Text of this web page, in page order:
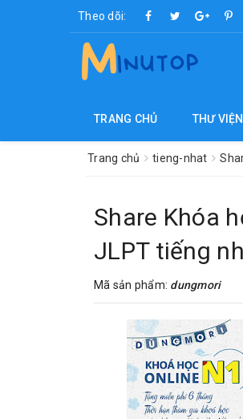
Theo dõi:
TRANG CHỦ THƯ
Trang chủ tieng-nhat
Share Khóa
JLPT tiếng
Mã sản phẩm: dungmori